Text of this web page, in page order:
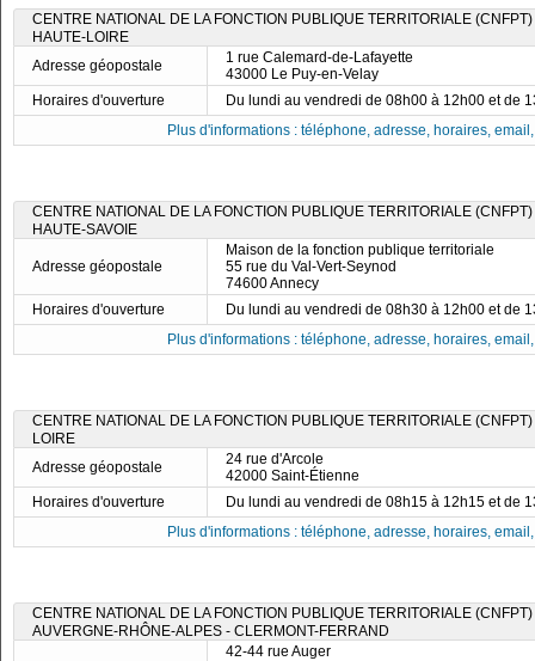
CENTRE NATIONAL DE LA FONCTION PUBLIQUE TERRITORIALE
HAUTE-LOIRE
Adresse géopostale
1 rue Calemard-de-Lafayette
43000 Le Puy-en-Velay
Horaires d'ouverture
Du lundi au vendredi de 08h00 à 12h00 et de
Plus d'informations : téléphone, adresse, horaires,
CENTRE NATIONAL DE LA FONCTION PUBLIQUE TERRITORIALE
HAUTE-SAVOIE
Adresse géopostale
Maison de la fonction publique territoriale
55 rue du Val-Vert-Seynod
74600 Annecy
Horaires d'ouverture
Du lundi au vendredi de 08h30 à 12h00 et de
Plus d'informations : téléphone, adresse, horaires,
CENTRE NATIONAL DE LA FONCTION PUBLIQUE TERRITORIALE
LOIRE
Adresse géopostale
24 rue d'Arcole
42000 Saint-Étienne
Horaires d'ouverture
Du lundi au vendredi de 08h15 à 12h15 et de
Plus d'informations : téléphone, adresse, horaires,
CENTRE NATIONAL DE LA FONCTION PUBLIQUE TERRITORIALE
AUVERGNE-RHÔNE-ALPES - CLERMONT-FERRAND
42-44 rue Auger